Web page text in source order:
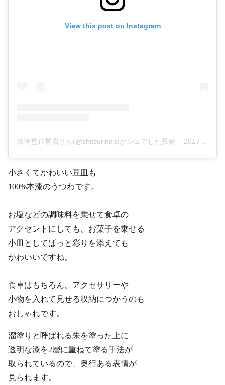
View this post on Instagram
漆琳堂直営店さん(@shitsurindo)がシェアした投稿 – 2017年 6月月13日午前2時05分PDT
小さくてかわいい豆皿も
100%本漆のうつわです。
お塩などの調味料を乗せて食卓の
アクセントにしても、お菓子を乗せる
小皿としてぱっと彩りを添えても
かわいいですね。
食卓はもちろん、アクセサリーや
小物を入れて見せる収納につかうのも
おしゃれです。
溜塗りと呼ばれる朱を塗った上に
透明な漆を2層に重ねて塗る手法が
取られているので、奥行ある表情が
見られます。